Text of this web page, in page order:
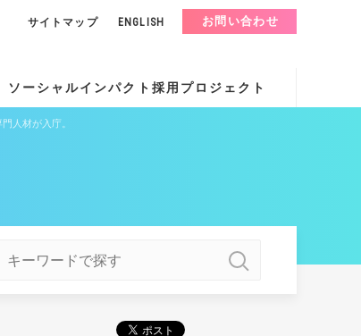
ソーシャルインパクト採用プロジェクト
サイトマップ ENGLISH お問い合わせ
人材が入庁。